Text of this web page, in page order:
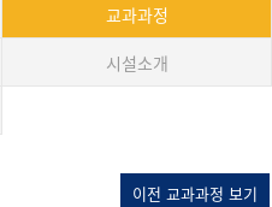
교과과정
시설소개
이전 교과과정 보기